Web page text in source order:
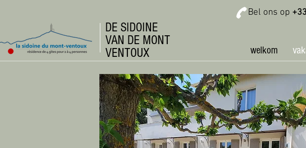
DE SIDOINE
VAN DE MONT
VENTOUX
Bel ons op
welkom